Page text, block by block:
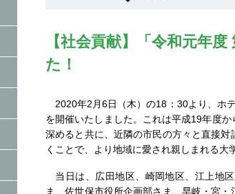
【社会貢献】「令和元年
た！
2020年2月6日（木）の18：30より、ホ
を開催いたしました。これは平成19年度
深めると共に、近隣の市民の方々と直接
くことで、より地域に愛され親しまれる大
当日は、広田地区、崎岡地区、江上地
ま、佐世保市役所企画部さま、早岐・宮